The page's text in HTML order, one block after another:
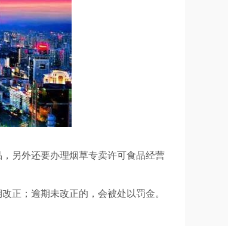
另外还要办理烟草专卖许可食品经营
正；逾期未改正的，会被处以罚金。